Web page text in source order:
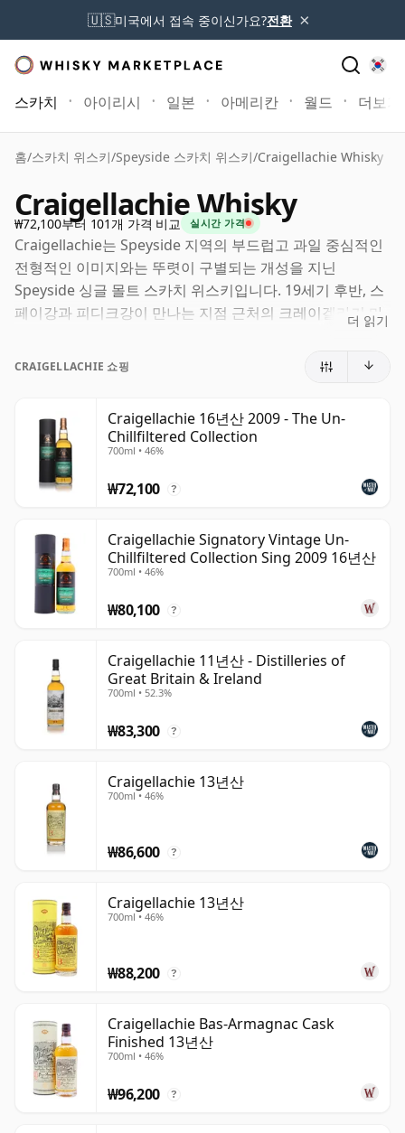
🇺🇸미국에서 접속 중이신가요?전환 ×
스카치 아이리시 일본 아메리칸 월드 더보기
홈/스카치 위스키/Speyside 스카치 위스키/Craigellachie Whisky
Craigellachie Whisky
₩72,100부터 101개 가격 비교 실시간 가격
Craigellachie는 Speyside 지역의 부드럽고 과일 중심적인
전형적인 이미지와는 뚜렷이 구별되는 개성을 지닌
Speyside 싱글 몰트 스카치 위스키입니다. 19세기 후반, 스
페이강과 피디크강이 만나는 지점 근처의 크레이겔라키 마
한 역할을 담당하면서도 독자적인 개성 있는 스타일을 유지
현재 Bacardi 소유의 John Dewar & Sons 산하에 있는
Craigellachie는 Dewar's 블렌디드 스카치와 밀접하게 연
관되어 있지만, 공식 싱글 몰트 라인업은 이 증류소의 강인
한 하우스 스타일에 더 많은 주목을 이끌어냈습니다. 웜텁
과 질감, 그리고 은은한 황 향을 지닌 원액을 만들어내는 데
기여합니다.
코어 라인업은 13년, 17년, 23년 숙성 표기 제품으로 구성되
며, 일반적으로 46% ABV로 병입되고 냉각 여과 없이 색소
과일, 몰트, 왁시함, 스파이스, 그리고 감칠맛 나는 깊이감이
어우러진 테이스팅 노트를 보여주며, 많은 Speyside 몰트에
비해 덜 세련된 느낌을 주지만 그만큼 더욱 인상적인 여운을
남깁니다.
키 애호가들에게 특히 매력적인 선택입니다. 과일과 오크의
균형을 유지하면서도 보다 강건한 시각으로 Speyside의 풍
부함을 표현하며, 올드패션드하면서도 약간은 거친 복합적
인 풍미를 선사합니다.
더 읽기
CRAIGELLACHIE 쇼핑
Craigellachie 16년산 2009 - The Un-
Chillfiltered Collection
700ml • 46%
₩72,100 ?
Craigellachie Signatory Vintage Un-
Chillfiltered Collection Sing 2009 16년산
700ml • 46%
₩80,100 ?
Craigellachie 11년산 - Distilleries of
Great Britain & Ireland
700ml • 52.3%
₩83,300 ?
Craigellachie 13년산
700ml • 46%
₩86,600 ?
Craigellachie 13년산
700ml • 46%
₩88,200 ?
Craigellachie Bas-Armagnac Cask
Finished 13년산
700ml • 46%
₩96,200 ?